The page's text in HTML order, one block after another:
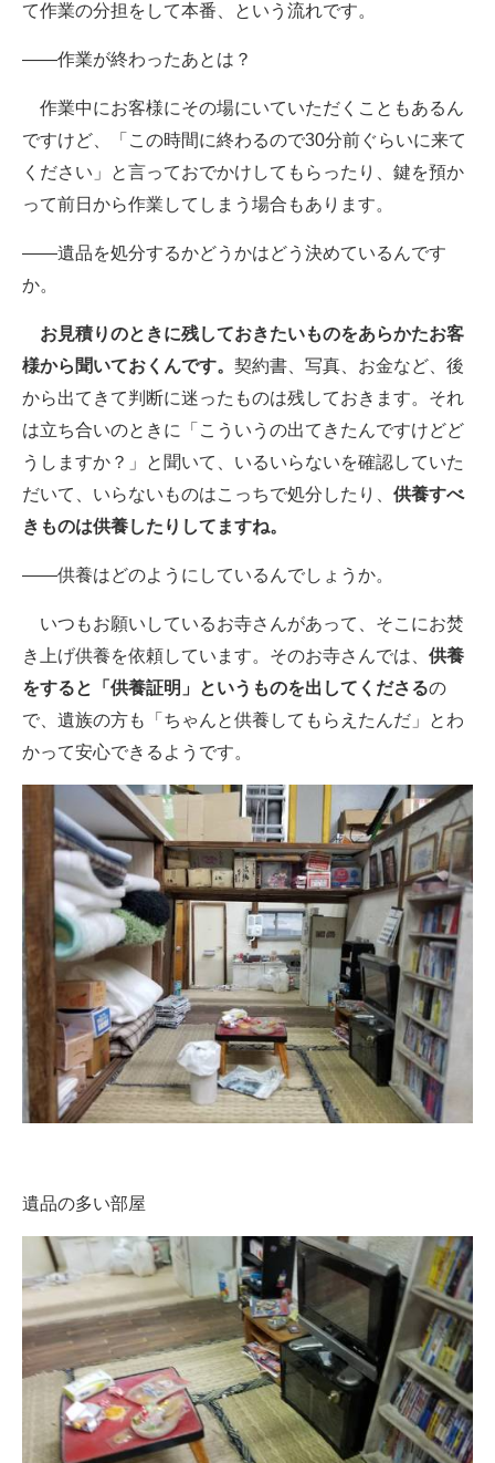
て作業の分担をして本番、という流れです。
――作業が終わったあとは？
作業中にお客様にその場にいていただくこともあるん
ですけど、「この時間に終わるので30分前ぐらいに来て
ください」と言っておでかけしてもらったり、鍵を預か
って前日から作業してしまう場合もあります。
――遺品を処分するかどうかはどう決めているんです
か。
お見積りのときに残しておきたいものをあらかたお客
様から聞いておくんです。 契約書、写真、お金など、後
から出てきて判断に迷ったものは残しておきます。それ
は立ち合いのときに「こういうの出てきたんですけどど
うしますか？」と聞いて、いるいらないを確認していた
だいて、いらないものはこっちで処分したり、 供養すべ
きものは供養したりしてますね。
――供養はどのようにしているんでしょうか。
いつもお願いしているお寺さんがあって、そこにお焚
き上げ供養を依頼しています。そのお寺さんでは、 供養
をすると「供養証明」というものを出してくださるの
で、遺族の方も「ちゃんと供養してもらえたんだ」とわ
かって安心できるようです。
遺品の多い部屋